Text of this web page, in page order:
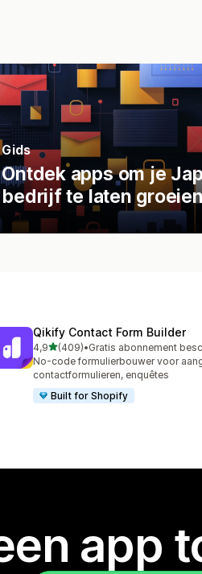
Gids
Ontdek apps om je
bedrijf te laten groeien
Qikify Contact Form Builder
4,9van 5 sterren
(409)
409 recensies in totaal
•Gratis abonnement
No-code formulierbouwer voor
contactformulieren, enquêtes
Built for Shopify
app